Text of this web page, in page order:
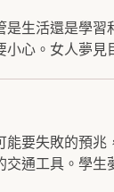
生活還是學
心。女人夢
要失敗的預
通工具。學